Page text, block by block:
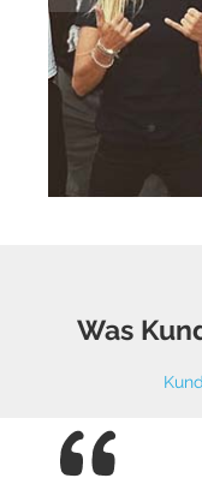
Was